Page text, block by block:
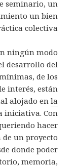
seminario, un
un bien
colectiva.
ningún modo
desarrollo del
de los
interés, están
alojado en la
iniciativa. Con
hacer
un proyecto
donde poder
memoria,